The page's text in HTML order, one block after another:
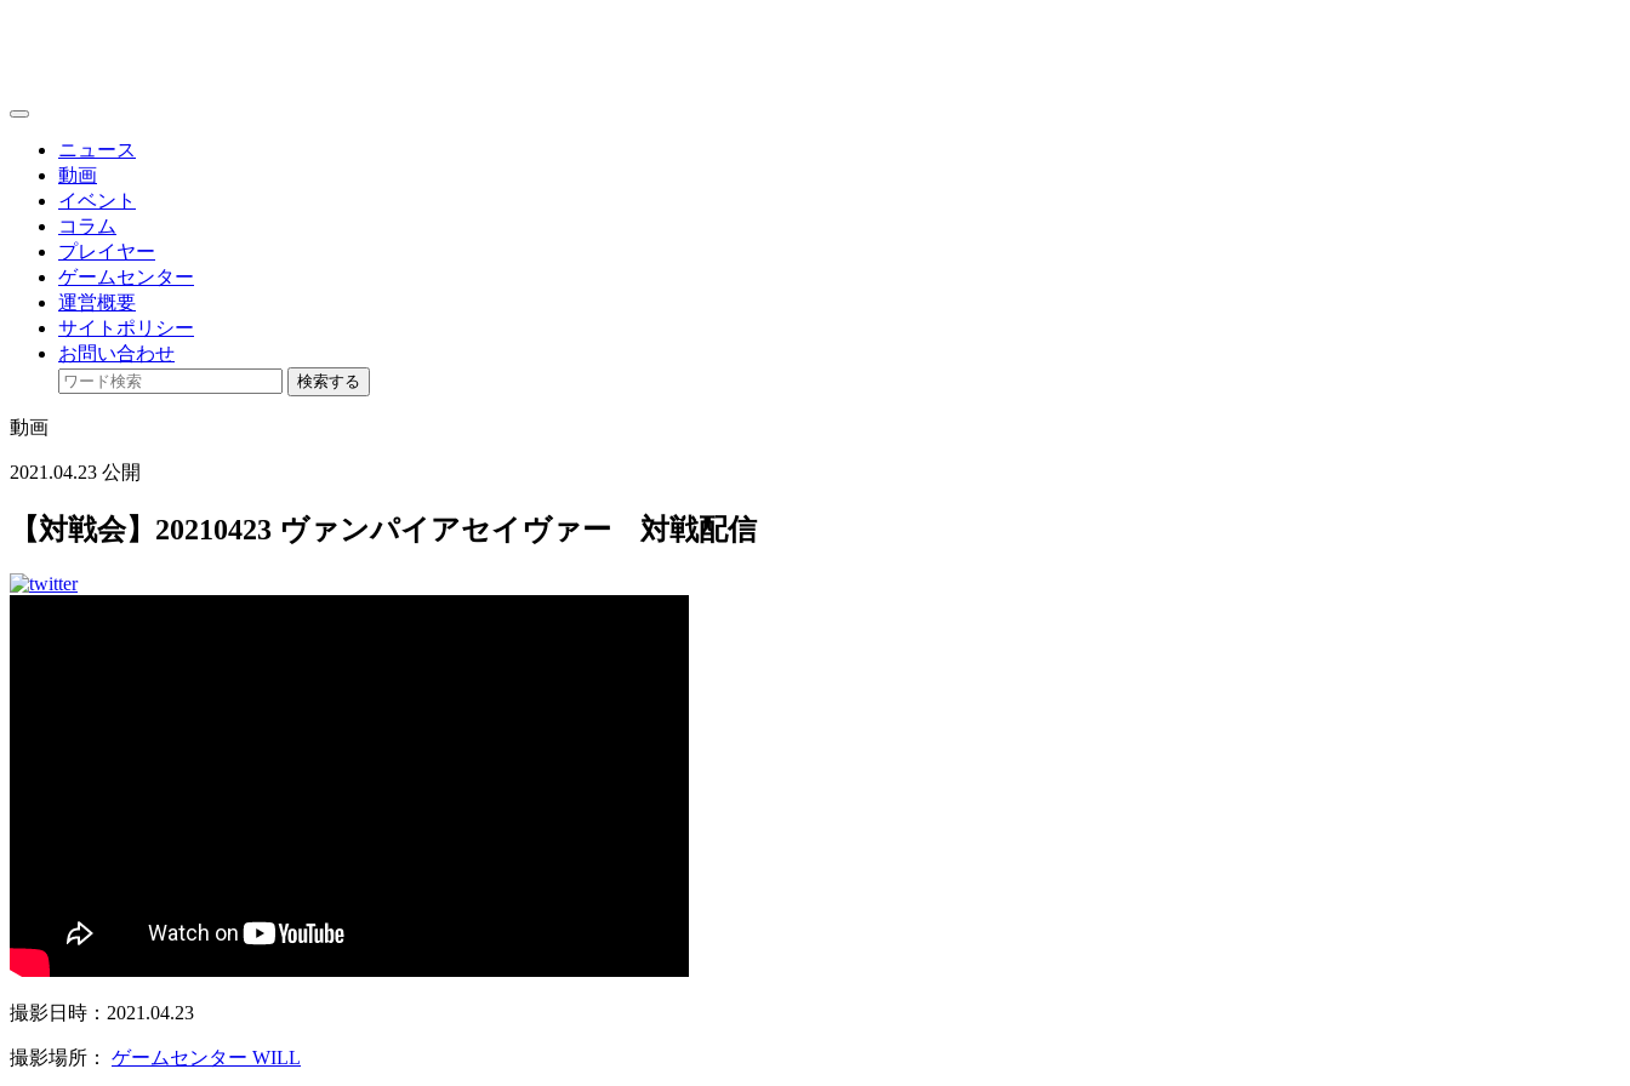
toggle
ニュース
動画
イベント
コラム
プレイヤー
ゲームセンター
運営概要
サイトポリシー
お問い合わせ
検索する
動画
2021.04.23 公開
【対戦会】20210423 ヴァンパイアセイヴァー 対戦配信
撮影日時：2021.04.23
撮影場所： ゲームセンター WILL